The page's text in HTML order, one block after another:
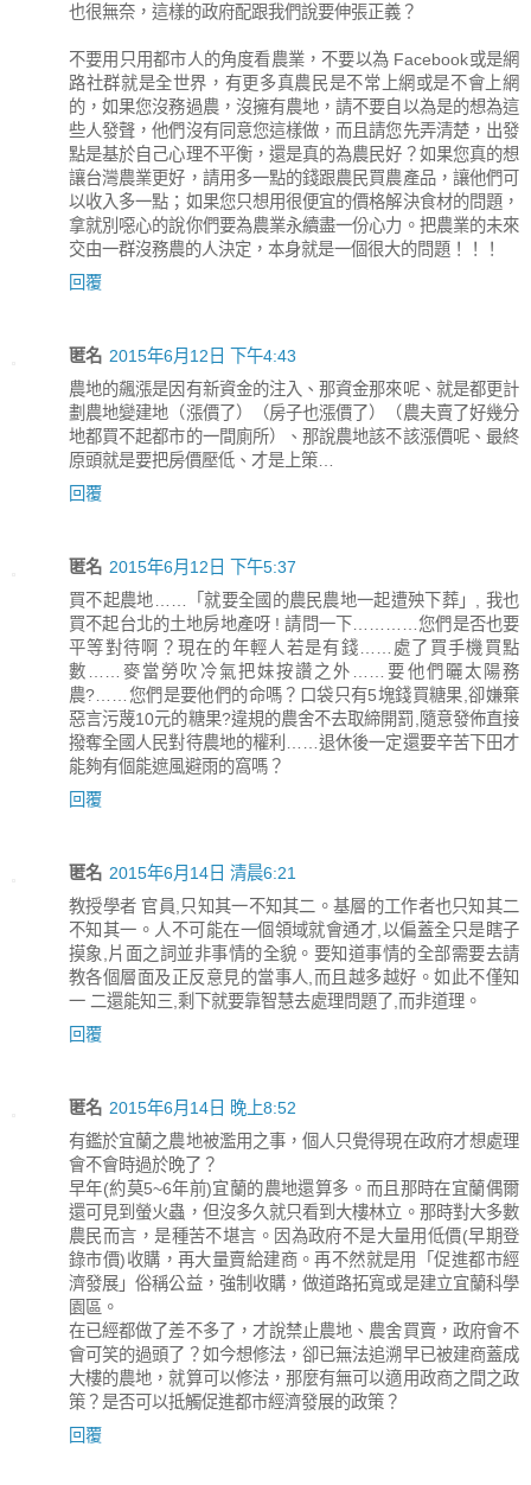
也很無奈，這樣的政府配跟我們說要伸張正義？
不要用只用都市人的角度看農業，不要以為 Facebook或是網
路社群就是全世界，有更多真農民是不常上網或是不會上網
的，如果您沒務過農，沒擁有農地，請不要自以為是的想為這
些人發聲，他們沒有同意您這樣做，而且請您先弄清楚，出發
點是基於自己心理不平衡，還是真的為農民好？如果您真的想
讓台灣農業更好，請用多一點的錢跟農民買農產品，讓他們可
以收入多一點；如果您只想用很便宜的價格解決食材的問題，
拿就別噁心的說你們要為農業永續盡一份心力。把農業的未來
交由一群沒務農的人決定，本身就是一個很大的問題！！！
回覆
匿名 2015年6月12日 下午4:43
農地的飆漲是因有新資金的注入、那資金那來呢、就是都更計
劃農地變建地（漲價了）（房子也漲價了）（農夫賣了好幾分
地都買不起都市的一間廁所）、那說農地該不該漲價呢、最終
原頭就是要把房價壓低、才是上策…
回覆
匿名 2015年6月12日 下午5:37
買不起農地……「就要全國的農民農地一起遭殃下葬」, 我也
買不起台北的土地房地產呀 ! 請問一下…………您們是否也要
平等對待啊？現在的年輕人若是有錢……處了買手機買點
數……麥當勞吹冷氣把妹按讚之外……要他們曬太陽務
農?……您們是要他們的命嗎？口袋只有5塊錢買糖果,卻嫌棄
惡言污蔑10元的糖果?違規的農舍不去取締開罰,隨意發佈直接
撥奪全國人民對待農地的權利……退休後一定還要辛苦下田才
能夠有個能遮風避雨的窩嗎？
回覆
匿名 2015年6月14日 清晨6:21
教授學者 官員,只知其一不知其二。基層的工作者也只知其二
不知其一。人不可能在一個領域就會通才,以偏蓋全只是瞎子
摸象,片面之詞並非事情的全貌。要知道事情的全部需要去請
教各個層面及正反意見的當事人,而且越多越好。如此不僅知
一 二還能知三,剩下就要靠智慧去處理問題了,而非道理。
回覆
匿名 2015年6月14日 晚上8:52
有鑑於宜蘭之農地被濫用之事，個人只覺得現在政府才想處理
會不會時過於晚了？
早年(約莫5~6年前)宜蘭的農地還算多。而且那時在宜蘭偶爾
還可見到螢火蟲，但沒多久就只看到大樓林立。那時對大多數
農民而言，是種苦不堪言。因為政府不是大量用低價(早期登
錄市價)收購，再大量賣給建商。再不然就是用「促進都市經
濟發展」俗稱公益，強制收購，做道路拓寬或是建立宜蘭科學
園區。
在已經都做了差不多了，才說禁止農地、農舍買賣，政府會不
會可笑的過頭了？如今想修法，卻已無法追溯早已被建商蓋成
大樓的農地，就算可以修法，那麼有無可以適用政商之間之政
策？是否可以抵觸促進都市經濟發展的政策？
回覆